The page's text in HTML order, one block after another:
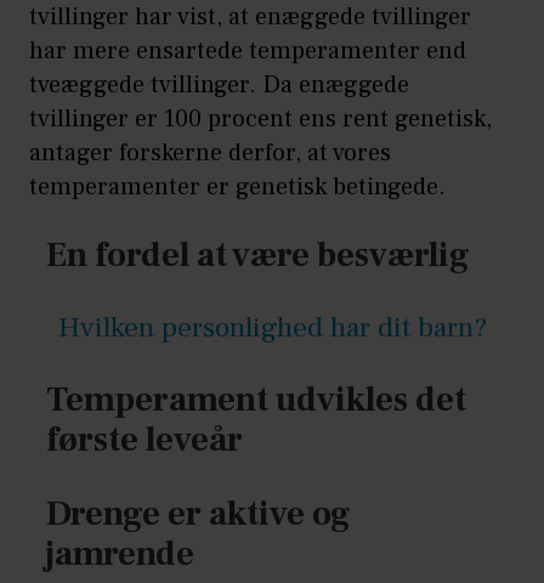
tvillinger har vist, at enæggede tvillinger
har mere ensartede temperamenter end
tveæggede tvillinger. Da enæggede
tvillinger er 100 procent ens rent genetisk,
antager forskerne derfor, at vores
temperamenter er genetisk betingede.
En fordel at være besværlig
Hvilken personlighed har dit barn?
Temperament udvikles det
første leveår
Drenge er aktive og
jamrende